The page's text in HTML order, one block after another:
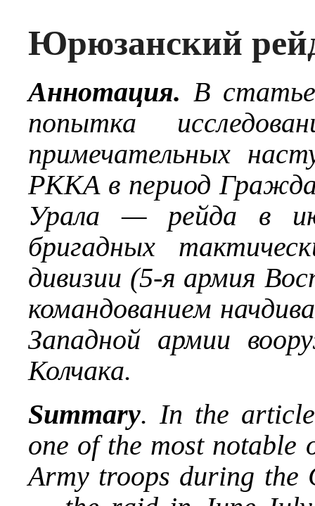
Юрюзанский
Аннотация. В
попытка
примечательных
РККА в период
Урала — рейда в
бригадных
дивизии (5-я армия
командованием
Западной армии
Колчака.
Summary. In the
one of the most notable
Army troops during